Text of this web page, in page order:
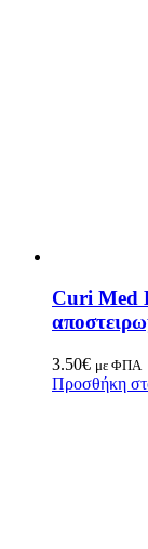
Curi Med
3.50€ με ΦΠΑ
Προσθήκη